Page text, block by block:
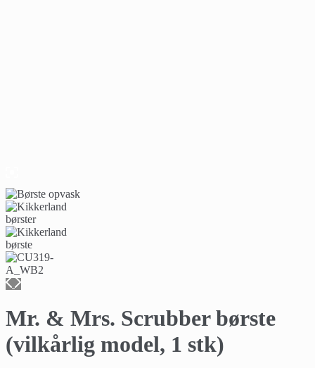
Mr. & Mrs. Scrubber børste
(vilkårlig model, 1 stk)